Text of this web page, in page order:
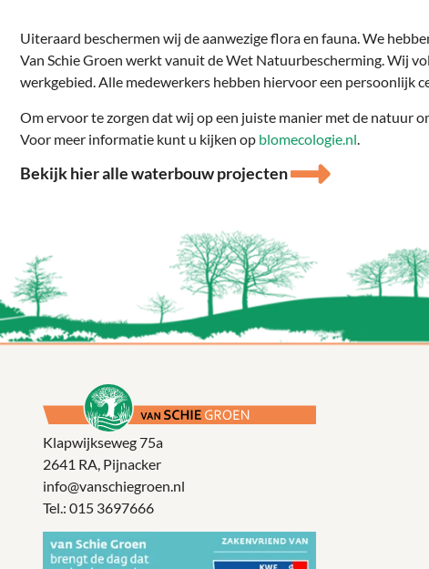
Uiteraard beschermen wij de aanwezige flora en fauna. We
Van Schie Groen werkt vanuit de Wet Natuurbescherming. Wij
werkgebied. Alle medewerkers hebben hiervoor een persoonlijk
Om ervoor te zorgen dat wij op een juiste manier met de natuur
Voor meer informatie kunt u kijken op blomecologie.nl
Bekijk hier alle waterbouw projecten
Klapwijkseweg 75a
2641 RA, Pijnacker
info@vanschiegroen.nl
Tel.:015 3697666